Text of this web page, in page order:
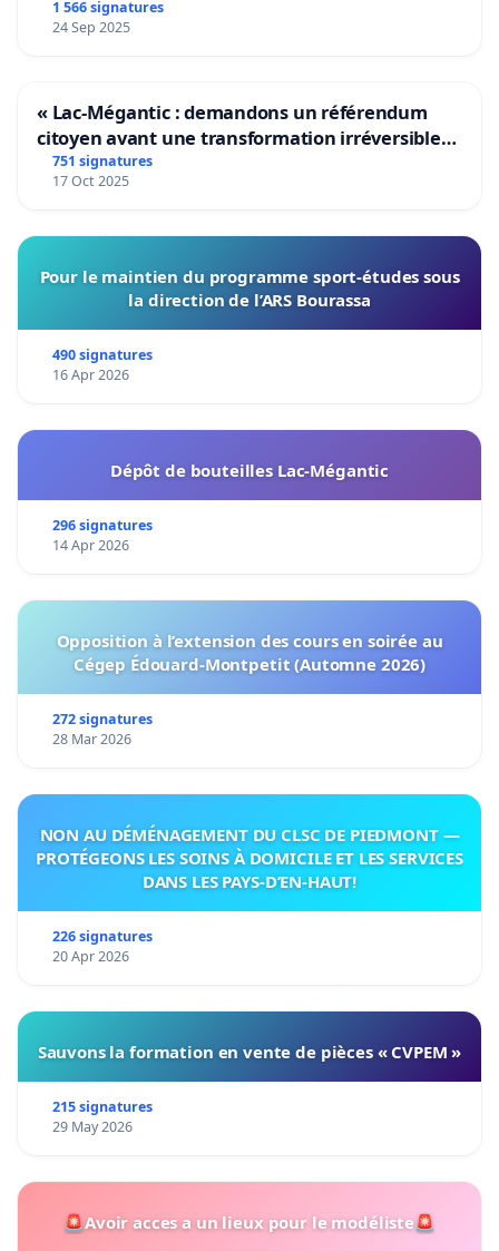
1 566 signatures
24 Sep 2025
« Lac-Mégantic : demandons un référendum
citoyen avant une transformation irréversible
de notre territoire »
751 signatures
17 Oct 2025
Pour le maintien du programme sport-études sous
la direction de l’ARS Bourassa
490 signatures
16 Apr 2026
Dépôt de bouteilles Lac-Mégantic
296 signatures
14 Apr 2026
Opposition à l’extension des cours en soirée au
Cégep Édouard-Montpetit (Automne 2026)
272 signatures
28 Mar 2026
NON AU DÉMÉNAGEMENT DU CLSC DE PIEDMONT —
PROTÉGEONS LES SOINS À DOMICILE ET LES SERVICES
DANS LES PAYS-D’EN-HAUT!
226 signatures
20 Apr 2026
Sauvons la formation en vente de pièces « CVPEM »
215 signatures
29 May 2026
🚨Avoir acces a un lieux pour le modéliste🚨